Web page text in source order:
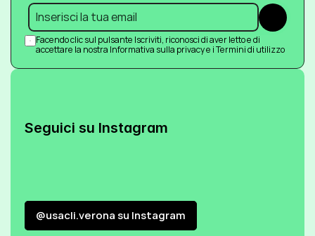
Submit
Facendo clic sul pulsante Iscriviti, riconosci di aver letto e di
accettare la nostra Informativa sulla privacy e i Termini di utilizzo
Seguici su Instagram
@usacli.verona su Instagram
@usacli.verona su Instagram